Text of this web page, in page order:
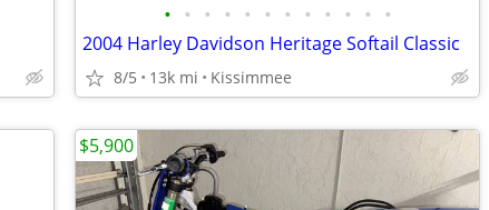
• • • • • • • • • • • •
2004 Harley Davidson Heritage Softail Classic
8/5 13k mi Kissimmee
$5,900